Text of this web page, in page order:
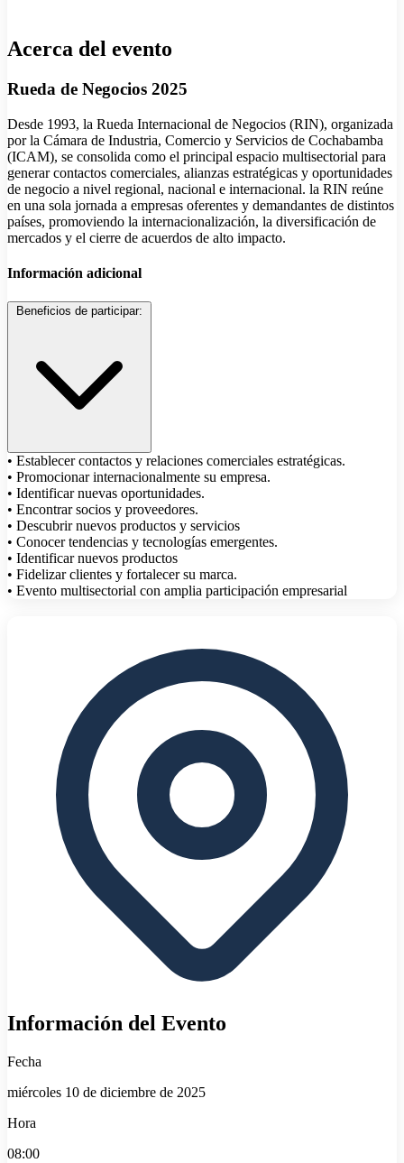
Acerca del evento
Rueda de Negocios 2025
Desde 1993, la Rueda Internacional de Negocios (RIN), organizada
por la Cámara de Industria, Comercio y Servicios de Cochabamba
(ICAM), se consolida como el principal espacio multisectorial para
generar contactos comerciales, alianzas estratégicas y oportunidades
de negocio a nivel regional, nacional e internacional. la RIN reúne
en una sola jornada a empresas oferentes y demandantes de distintos
países, promoviendo la internacionalización, la diversificación de
mercados y el cierre de acuerdos de alto impacto.
Información adicional
Beneficios de participar:
• Establecer contactos y relaciones comerciales estratégicas.
• Promocionar internacionalmente su empresa.
• Identificar nuevas oportunidades.
• Encontrar socios y proveedores.
• Descubrir nuevos productos y servicios
• Conocer tendencias y tecnologías emergentes.
• Identificar nuevos productos
• Fidelizar clientes y fortalecer su marca.
• Evento multisectorial con amplia participación empresarial
Información del Evento
Fecha
miércoles 10 de diciembre de 2025
Hora
08:00